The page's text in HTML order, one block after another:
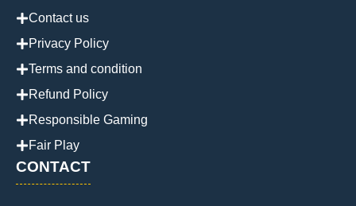
Contact us
Privacy Policy
Terms and condition
Refund Policy
Responsible Gaming
Fair Play
CONTACT